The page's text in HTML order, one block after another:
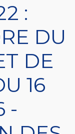
:
DU
DE
16
-